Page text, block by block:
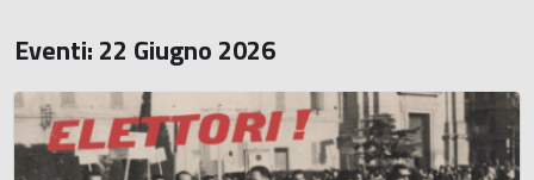
Eventi: 22 Giugno 2026